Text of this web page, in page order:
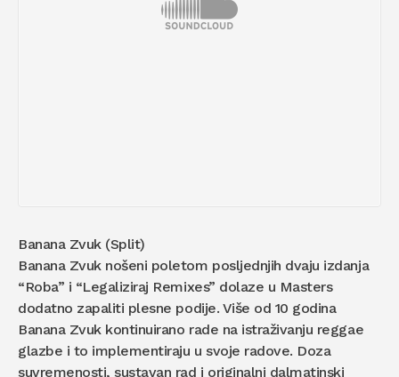
Banana Zvuk (Split)
Banana Zvuk nošeni poletom posljednjih dvaju izdanja
“Roba” i “Legaliziraj Remixes” dolaze u Masters
dodatno zapaliti plesne podije. Više od 10 godina
Banana Zvuk kontinuirano rade na istraživanju reggae
glazbe i to implementiraju u svoje radove. Doza
suvremenosti, sustavan rad i originalni dalmatinski